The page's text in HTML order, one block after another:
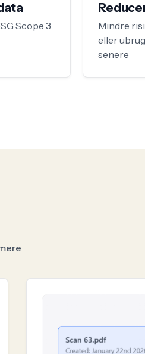
Scope 3
Mindre
eller
senere